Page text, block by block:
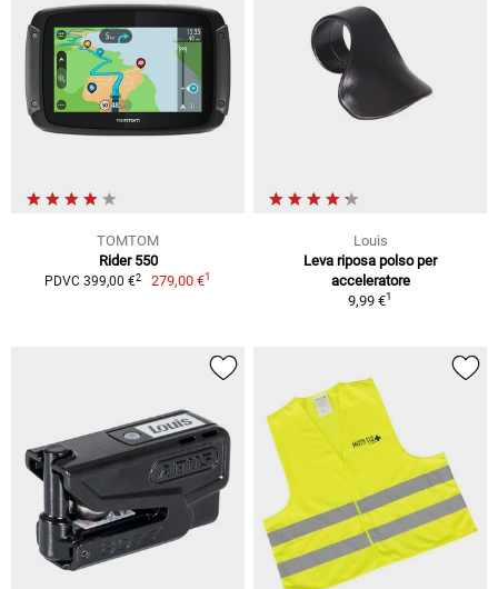
TOMTOM
Rider 550
PDVC 399,00 €2 279,00 €1
Louis
Leva riposa polso per
acceleratore
9,99 €1